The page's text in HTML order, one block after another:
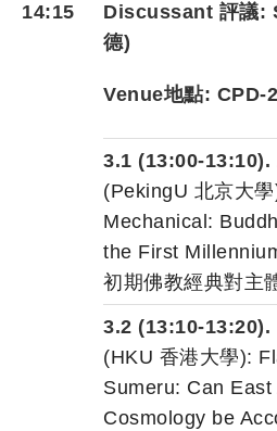
14:15
Discussant 評議:
德)
Venue地點: CPD-
3.1 (13:00-13:10).
(PekingU 北京大
Mechanical:
the First
初期佛教經典對主
3.2 (13:10-13:20).
(HKU 香港大學):
Sumeru: Can
Cosmology be